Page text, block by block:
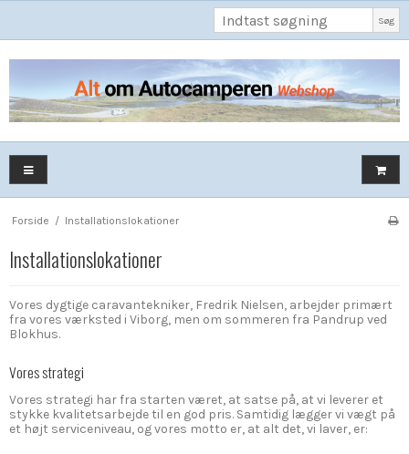
Søg
Forside / Installationslokationer
Installationslokationer
Vores dygtige caravantekniker, Fredrik Nielsen, arbejder primært
fra vores værksted i Viborg, men om sommeren fra Pandrup ved
Blokhus.
Vores strategi
Vores strategi har fra starten været, at satse på, at vi leverer et
stykke kvalitetsarbejde til en god pris. Samtidig lægger vi vægt på
et højt serviceniveau, og vores motto er, at alt det, vi laver, er: